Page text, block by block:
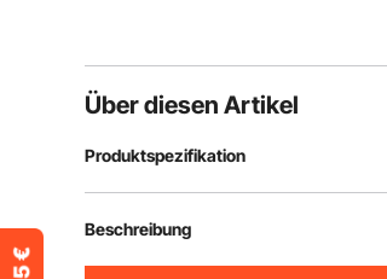
Über diesen Artikel
Produktspezifikation
Artikelmodellnummer
Beschreibung